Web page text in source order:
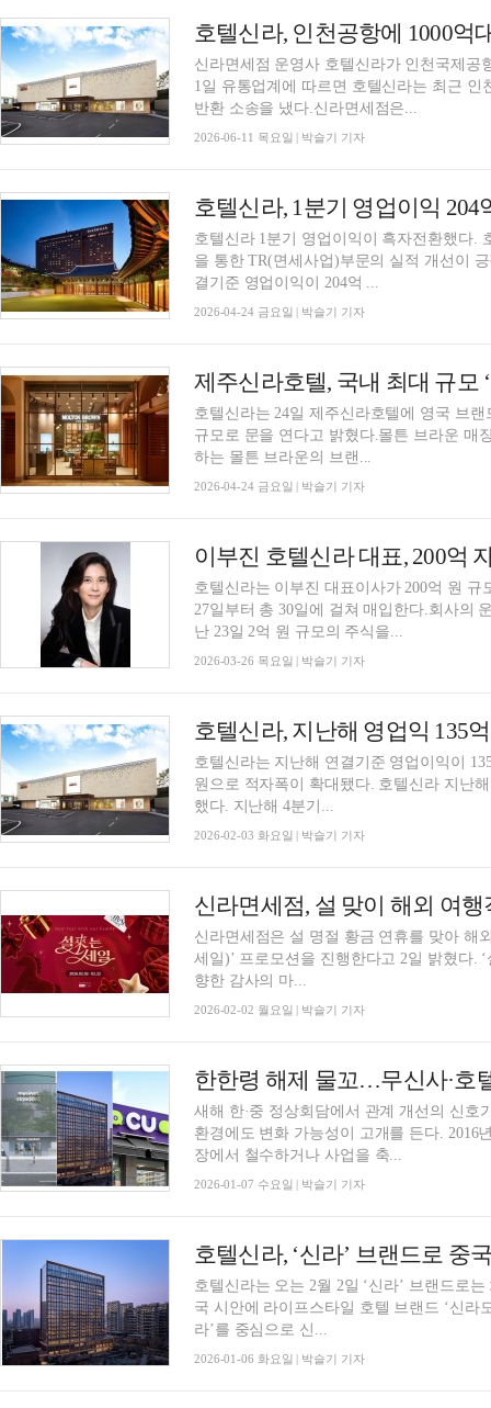
신라면세점 운영사 호텔신라가 인천국제공
1일 유통업계에 따르면 호텔신라는 최근 인
반환 소송을 냈다.신라면세점은...
2026-06-11 목요일 | 박슬기 기자
호텔신라, 1분기 영업이익 204
호텔신라 1분기 영업이익이 흑자전환했다.
을 통한 TR(면세사업)부문의 실적 개선이
결기준 영업이익이 204억 ...
2026-04-24 금요일 | 박슬기 기자
제주신라호텔, 국내 최대 규모
호텔신라는 24일 제주신라호텔에 영국 브
규모로 문을 연다고 밝혔다.몰튼 브라운 매
하는 몰튼 브라운의 브랜...
2026-04-24 금요일 | 박슬기 기자
이부진 호텔신라 대표, 200억
호텔신라는 이부진 대표이사가 200억 원
27일부터 총 30일에 걸쳐 매입한다.회사의
난 23일 2억 원 규모의 주식을...
2026-03-26 목요일 | 박슬기 기자
호텔신라, 지난해 영업익 135
호텔신라는 지난해 연결기준 영업이익이
원으로 적자폭이 확대됐다. 호텔신라 지난해 매출액은 4조683억 원으로 전년 대비 3.1% 증가
했다. 지난해 4분기...
2026-02-03 화요일 | 박슬기 기자
신라면세점, 설 맞이 해외 여
신라면세점은 설 명절 황금 연휴를 맞아 해
세일)’ 프로모션을 진행한다고 2일 밝혔다. ‘설來는 세일(설래는 세일)’은 설을 맞아 부모님을
향한 감사의 마...
2026-02-02 월요일 | 박슬기 기자
한한령 해제 물꼬…무신사·호
새해 한·중 정상회담에서 관계 개선의 신호
환경에도 변화 가능성이 고개를 든다.
장에서 철수하거나 사업을 축...
2026-01-07 수요일 | 박슬기 기자
호텔신라는 오는 2월 2일 ‘신라’ 브랜드로
국 시안에 라이프스타일 호텔 브랜드 ‘신라모노그램’
라’를 중심으로 신...
2026-01-06 화요일 | 박슬기 기자